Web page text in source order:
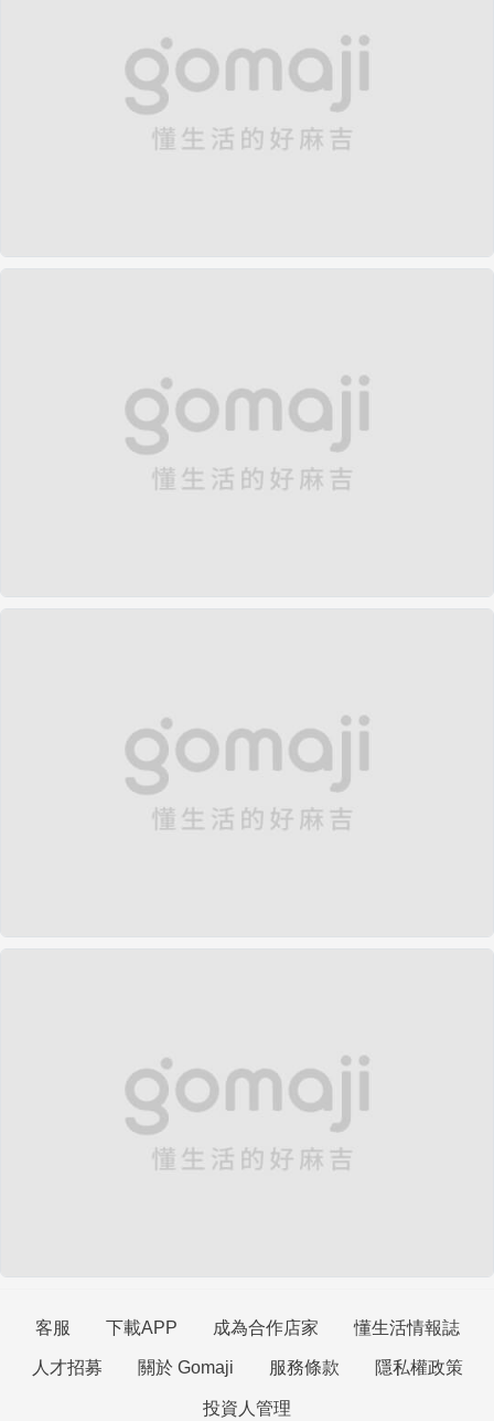
客服 下載APP 成為合作店家 懂生活情報誌
人才招募 關於 Gomaji 服務條款 隱私權政策
投資人管理